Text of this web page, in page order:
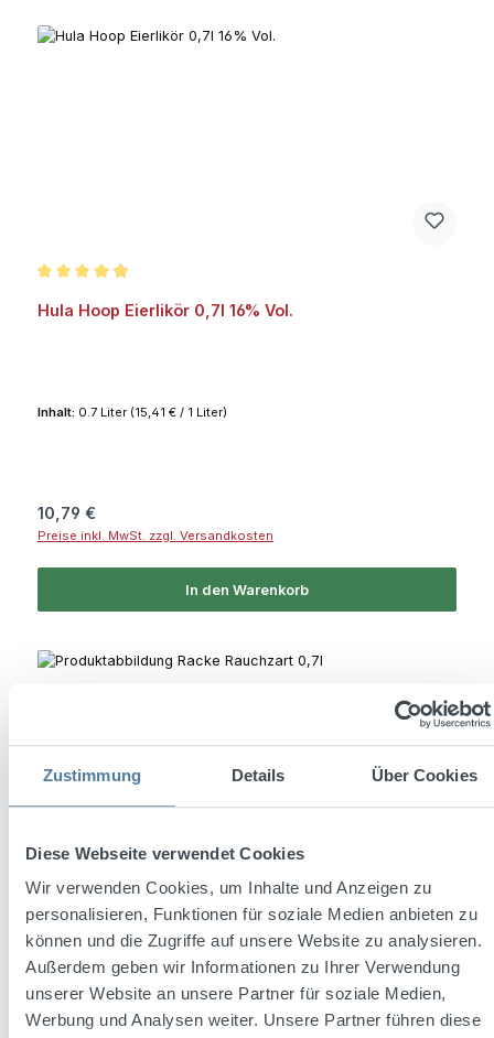
Zustimmung Details Über Cookies
Diese Webseite verwendet Cookies
Wir verwenden Cookies, um Inhalte und Anzeigen zu
personalisieren, Funktionen für soziale Medien anbieten zu
können und die Zugriffe auf unsere Website zu analysieren.
Außerdem geben wir Informationen zu Ihrer Verwendung
unserer Website an unsere Partner für soziale Medien,
Werbung und Analysen weiter. Unsere Partner führen diese
Hula Hoop Eierlikör 0,7l 16% Vol.
Inhalt: 0.7 Liter (15,41 € / 1 Liter)
Regulärer Preis:
10,79 €
Preise inkl. MwSt. zzgl. Versandkosten
In den Warenkorb
Durchschnittliche Bewertung von 4.6 von 5 Sternen
Racke Rauchzart 0,7l 40% Vol.